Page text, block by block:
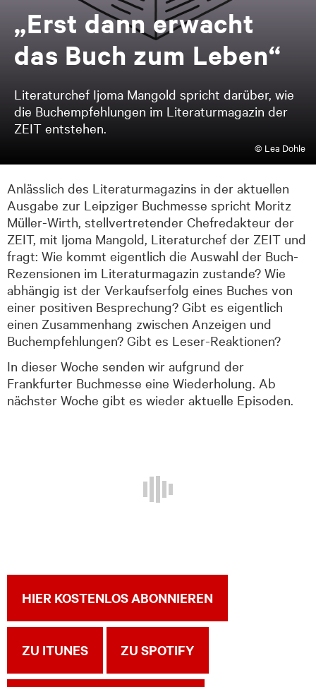
„Erst dann er­wacht
das Buch zum Le­ben“
Literaturchef Ijoma Mangold spricht darüber, wie
die Buchempfehlungen im Literaturmagazin der
ZEIT entstehen.
© Lea Dohle
Anlässlich des Literaturmagazins in der aktuellen
Ausgabe zur Leipziger Buchmesse spricht Moritz
Müller-Wirth, stellvertretender Chefredakteur der
ZEIT, mit Ijoma Mangold, Literaturchef der ZEIT und
fragt: Wie kommt eigentlich die Auswahl der Buch-
Rezensionen im Literaturmagazin zustande? Wie
abhängig ist der Verkaufserfolg eines Buches von
einer positiven Besprechung? Gibt es eigentlich
einen Zusammenhang zwischen Anzeigen und
Buchempfehlungen? Gibt es Leser-Reaktionen?
In dieser Woche senden wir aufgrund der
Frankfurter Buchmesse eine Wiederholung. Ab
nächster Woche gibt es wieder aktuelle Episoden.
HIER KOSTENLOS ABONNIEREN
ZU ITUNES ZU SPOTIFY